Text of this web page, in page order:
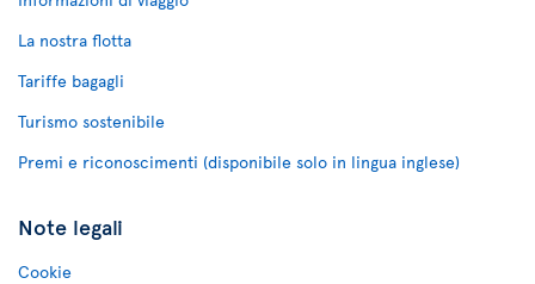
La nostra flotta
Tariffe bagagli
Turismo sostenibile
Premi e riconoscimenti (disponibile solo in lingua inglese)
Note legali
Cookie